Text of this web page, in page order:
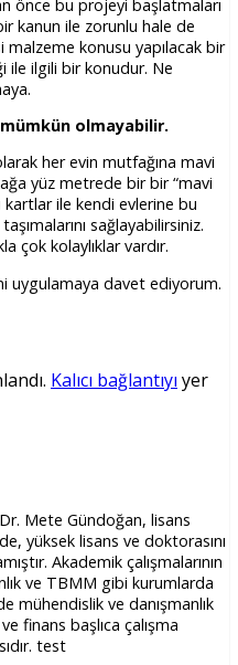
önce bu projeyi başlatmaları
kanun ile zorunlu hale de
konusu yapılacak bir
ile ilgili bir konudur. Ne
olmayabilir.
her evin mutfağına mavi
yüz metrede bir bir “mavi
ile kendi evlerine bu
sağlayabilirsiniz.
çok kolaylıklar vardır.
uygulamaya davet ediyorum.
Kalıcı bağlantıyı yer
Mete Gündoğan, lisans
yüksek lisans ve doktorasını
Akademik çalışmalarının
ve TBMM gibi kurumlarda
mühendislik ve danışmanlık
finans başlıca çalışma
test